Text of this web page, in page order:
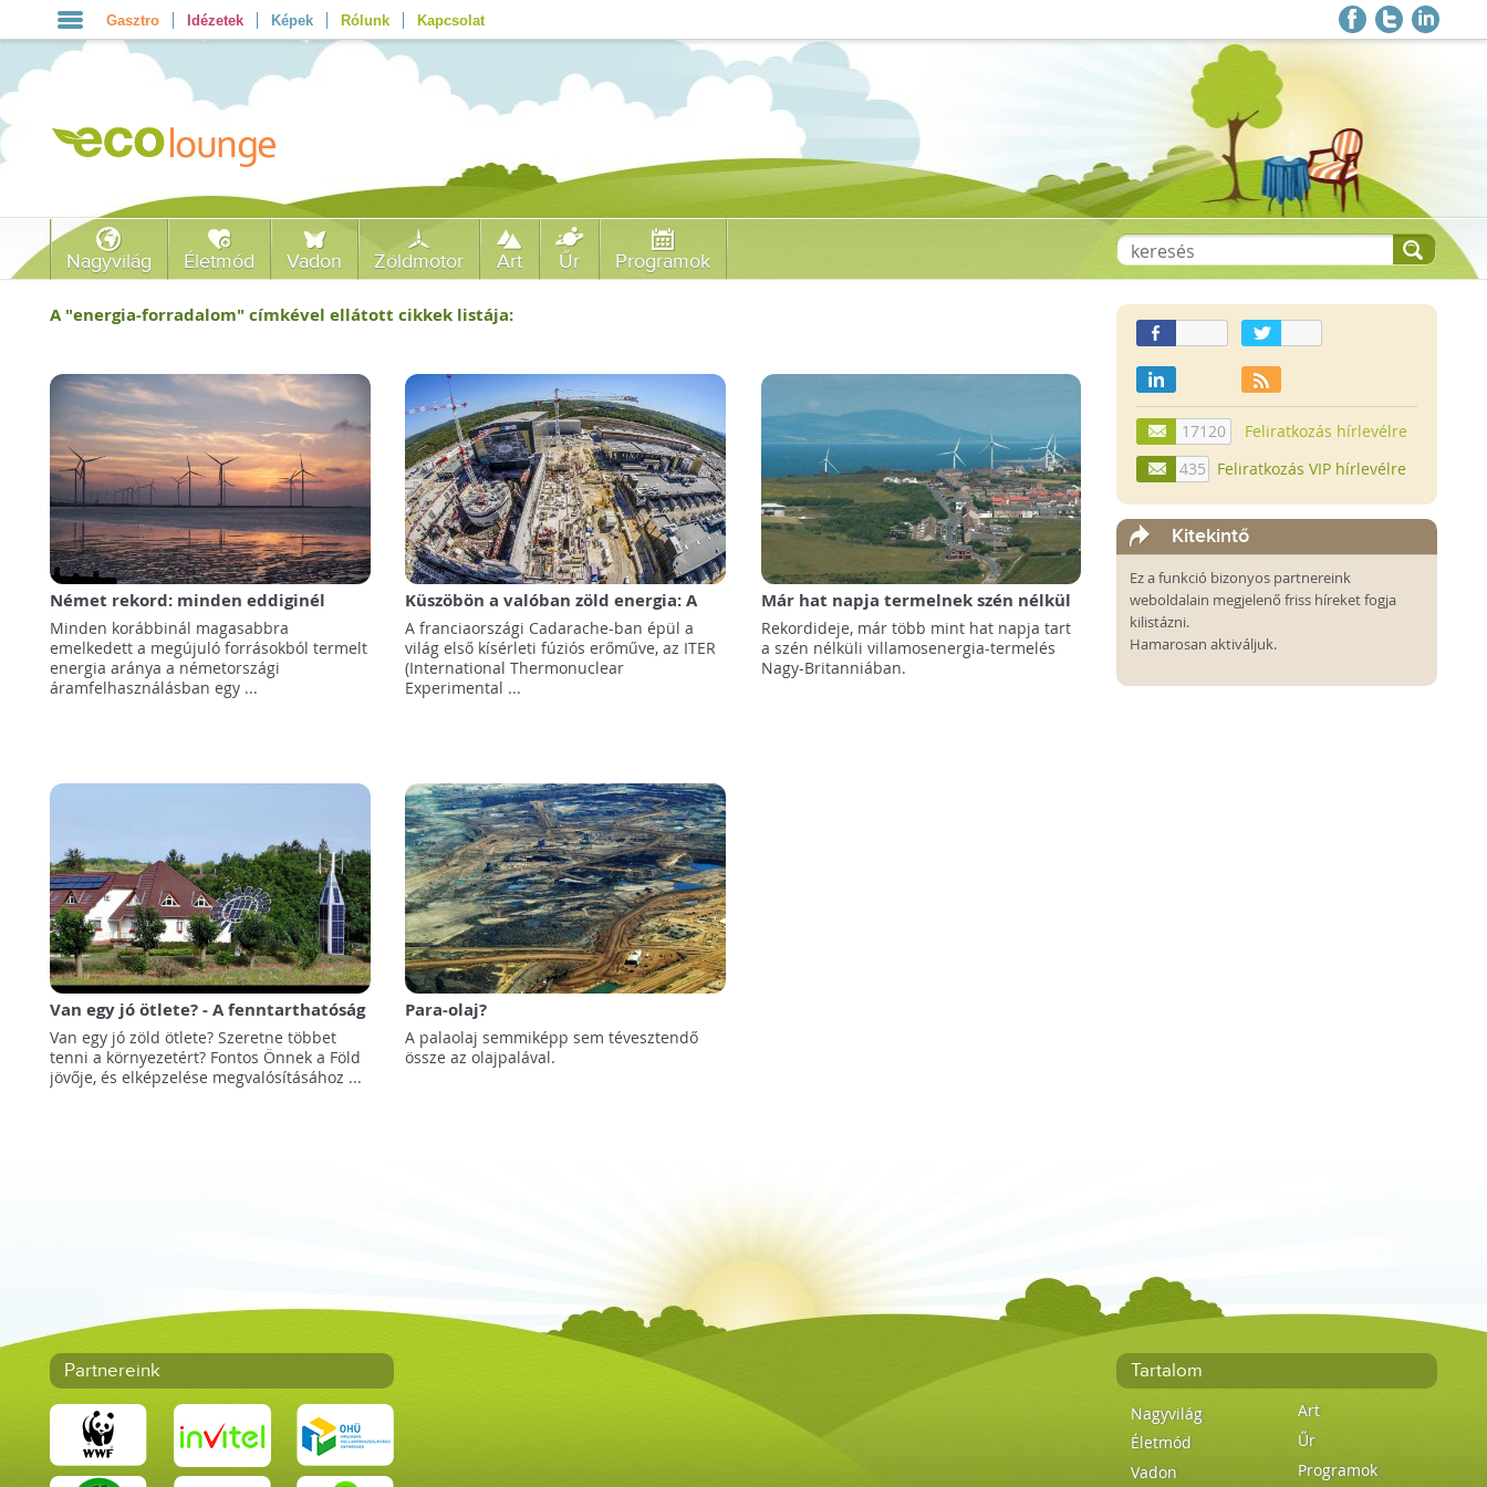
Gasztro Idézetek Képek Rólunk Kapcsolat
Nagyvilág Életmód Vadon Zöldmotor Art Űr Programok
A "energia-forradalom" címkével ellátott cikkek listája:
Német rekord: minden eddiginél
magasabb a megújuló energiaforrások
aránya az áramfelhasználásban
Minden korábbinál magasabbra
emelkedett a megújuló forrásokból termelt
energia aránya a németországi
áramfelhasználásban egy ...
Küszöbön a valóban zöld energia: A
század második felétől működhet a
fúziós erőmű
A franciaországi Cadarache-ban épül a
világ első kísérleti fúziós erőműve, az ITER
(International Thermonuclear
Experimental ...
Már hat napja termelnek szén nélkül
áramot Nagy-Britanniában
Rekordideje, már több mint hat napja tart
a szén nélküli villamosenergia-termelés
Nagy-Britanniában.
Van egy jó ötlete? - A fenntarthatóság
jegyében itt az Energy Globe Awards!
Van egy jó zöld ötlete? Szeretne többet
tenni a környezetért? Fontos Önnek a Föld
jövője, és elképzelése megvalósításához ...
Para-olaj?
A palaolaj semmiképp sem tévesztendő
össze az olajpalával.
17120
Feliratkozás hírlevélre
435
Feliratkozás VIP hírlevélre
Kitekintő
Ez a funkció bizonyos partnereink
weboldalain megjelenő friss híreket fogja
kilistázni.
Hamarosan aktiváljuk.
Partnereink Tartalom
Nagyvilág
Életmód
Vadon
Art
Űr
Programok